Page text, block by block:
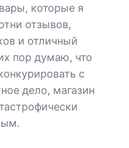
которые я
отзывов,
и отличный
пор думаю, что
с
дело, магазин